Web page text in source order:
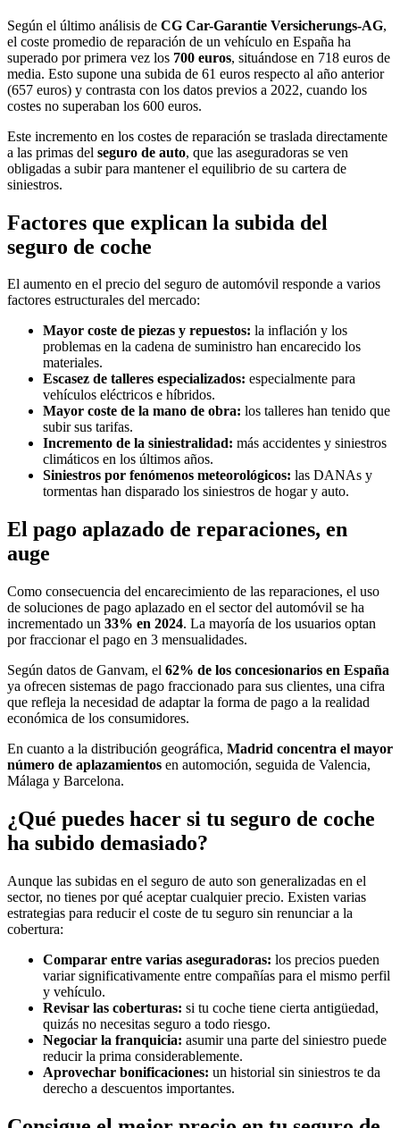
Según el último análisis de CG Car-Garantie Versicherungs-AG,
el coste promedio de reparación de un vehículo en España ha
superado por primera vez los 700 euros, situándose en 718 euros de
media. Esto supone una subida de 61 euros respecto al año anterior
(657 euros) y contrasta con los datos previos a 2022, cuando los
costes no superaban los 600 euros.
Este incremento en los costes de reparación se traslada directamente
a las primas del seguro de auto, que las aseguradoras se ven
obligadas a subir para mantener el equilibrio de su cartera de
siniestros.
Factores que explican la subida del
seguro de coche
El aumento en el precio del seguro de automóvil responde a varios
factores estructurales del mercado:
Mayor coste de piezas y repuestos: la inflación y los
problemas en la cadena de suministro han encarecido los
materiales.
Escasez de talleres especializados: especialmente para
vehículos eléctricos e híbridos.
Mayor coste de la mano de obra: los talleres han tenido que
subir sus tarifas.
Incremento de la siniestralidad: más accidentes y siniestros
climáticos en los últimos años.
Siniestros por fenómenos meteorológicos: las DANAs y
tormentas han disparado los siniestros de hogar y auto.
El pago aplazado de reparaciones, en
auge
Como consecuencia del encarecimiento de las reparaciones, el uso
de soluciones de pago aplazado en el sector del automóvil se ha
incrementado un 33% en 2024. La mayoría de los usuarios optan
por fraccionar el pago en 3 mensualidades.
Según datos de Ganvam, el 62% de los concesionarios en España
ya ofrecen sistemas de pago fraccionado para sus clientes, una cifra
que refleja la necesidad de adaptar la forma de pago a la realidad
económica de los consumidores.
En cuanto a la distribución geográfica, Madrid concentra el mayor
número de aplazamientos en automoción, seguida de Valencia,
Málaga y Barcelona.
¿Qué puedes hacer si tu seguro de coche
ha subido demasiado?
Aunque las subidas en el seguro de auto son generalizadas en el
sector, no tienes por qué aceptar cualquier precio. Existen varias
estrategias para reducir el coste de tu seguro sin renunciar a la
cobertura:
Comparar entre varias aseguradoras: los precios pueden
variar significativamente entre compañías para el mismo perfil
y vehículo.
Revisar las coberturas: si tu coche tiene cierta antigüedad,
quizás no necesitas seguro a todo riesgo.
Negociar la franquicia: asumir una parte del siniestro puede
reducir la prima considerablemente.
Aprovechar bonificaciones: un historial sin siniestros te da
derecho a descuentos importantes.